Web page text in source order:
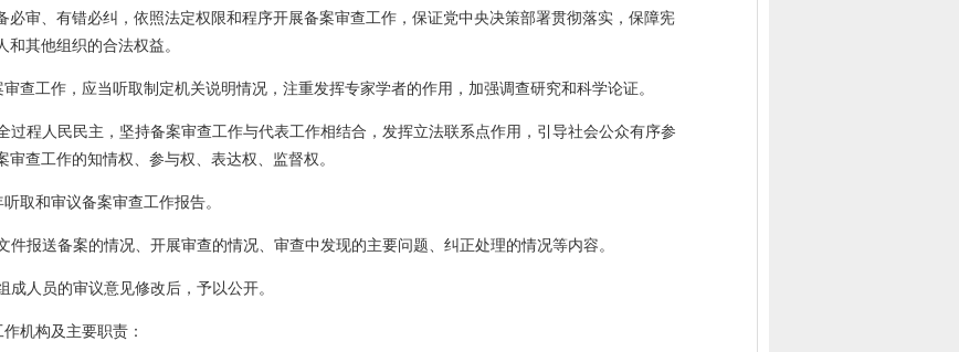
必审、有错必纠，依照法定权限和程序开展备案审查工作，保证党中央决策部署贯彻落实，保障宪
其他组织的合法权益。
查工作，应当听取制定机关说明情况，注重发挥专家学者的作用，加强调查研究和科学论证。
过程人民民主，坚持备案审查工作与代表工作相结合，发挥立法联系点作用，引导社会公众有序参
查工作的知情权、参与权、表达权、监督权。
取和审议备案审查工作报告。
件报送备案的情况、开展审查的情况、审查中发现的主要问题、纠正处理的情况等内容。
人员的审议意见修改后，予以公开。
机构及主要职责：